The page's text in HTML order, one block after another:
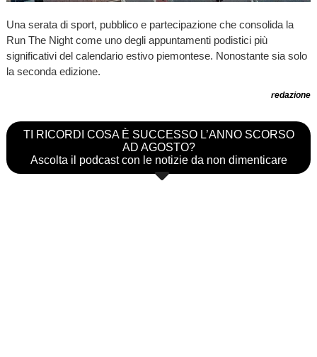
Una serata di sport, pubblico e partecipazione che consolida la
Run The Night come uno degli appuntamenti podistici più
significativi del calendario estivo piemontese. Nonostante sia solo
la seconda edizione.
redazione
TI RICORDI COSA È SUCCESSO L’ANNO SCORSO
AD AGOSTO?
Ascolta il podcast con le notizie da non dimenticare